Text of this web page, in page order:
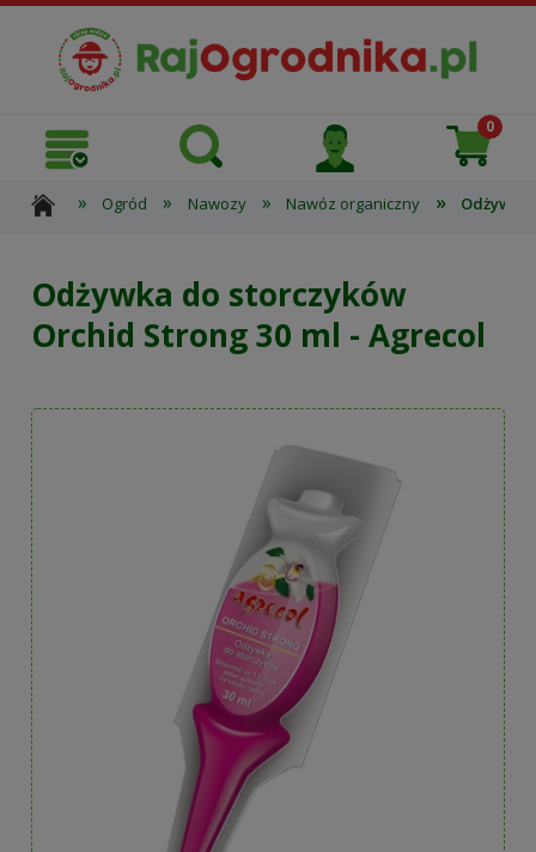
» Ogród » Nawozy » Nawóz organiczny »
Odżywka do storczyków
Orchid Strong 30 ml - Agrecol